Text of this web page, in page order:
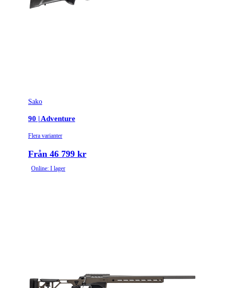
Sako
90 | Adventure
Flera varianter
Från 46 799 kr
Online: I lager